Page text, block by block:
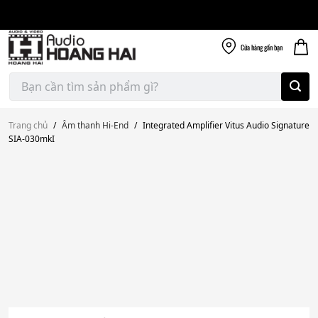
content
Cửa hànggần bạn
Tìm
kiếm:
Trang chủ / Âm thanh Hi-End / Integrated Amplifier Vitus Audio Signature
SIA-030mkI